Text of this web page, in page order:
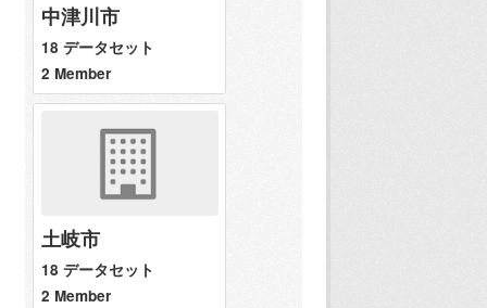
中津川市
18 データセット
2 Member
土岐市
18 データセット
2 Member